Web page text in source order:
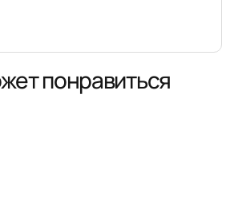
понравиться